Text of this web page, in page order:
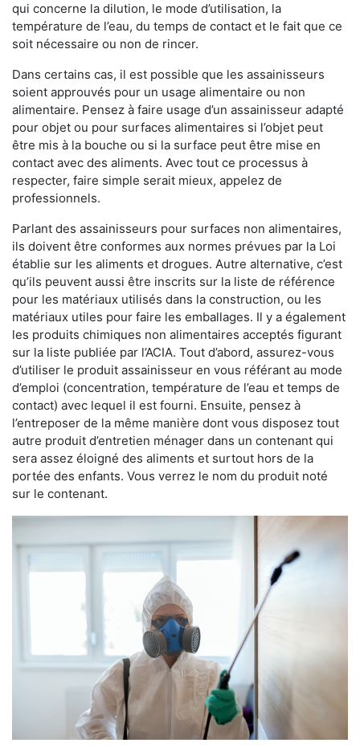
qui concerne la dilution, le mode d’utilisation, la
température de l’eau, du temps de contact et le fait que ce
soit nécessaire ou non de rincer.
Dans certains cas, il est possible que les assainisseurs
soient approuvés pour un usage alimentaire ou non
alimentaire. Pensez à faire usage d’un assainisseur adapté
pour objet ou pour surfaces alimentaires si l’objet peut
être mis à la bouche ou si la surface peut être mise en
contact avec des aliments. Avec tout ce processus à
respecter, faire simple serait mieux, appelez de
professionnels.
Parlant des assainisseurs pour surfaces non alimentaires,
ils doivent être conformes aux normes prévues par la Loi
établie sur les aliments et drogues. Autre alternative, c’est
qu’ils peuvent aussi être inscrits sur la liste de référence
pour les matériaux utilisés dans la construction, ou les
matériaux utiles pour faire les emballages. Il y a également
les produits chimiques non alimentaires acceptés figurant
sur la liste publiée par l’ACIA. Tout d’abord, assurez-vous
d’utiliser le produit assainisseur en vous référant au mode
d’emploi (concentration, température de l’eau et temps de
contact) avec lequel il est fourni. Ensuite, pensez à
l’entreposer de la même manière dont vous disposez tout
autre produit d’entretien ménager dans un contenant qui
sera assez éloigné des aliments et surtout hors de la
portée des enfants. Vous verrez le nom du produit noté
sur le contenant.